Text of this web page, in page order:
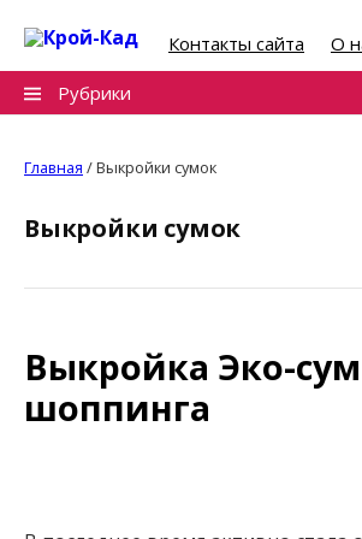
content
Контакты сайта О
Рубрики
Главная /Выкройки сумок
Выкройки сумок
Выкройка Эко-
шоппинга